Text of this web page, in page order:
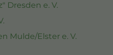
Dresden e. V.
Mulde/Elster e. V.